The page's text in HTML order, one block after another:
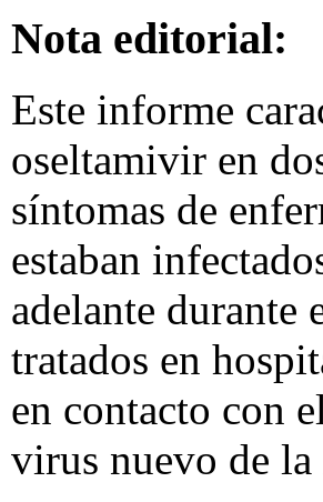
Nota editorial:
Este informe
oseltamivir en
síntomas de
estaban
adelante
tratados en
en contacto con
virus nuevo de